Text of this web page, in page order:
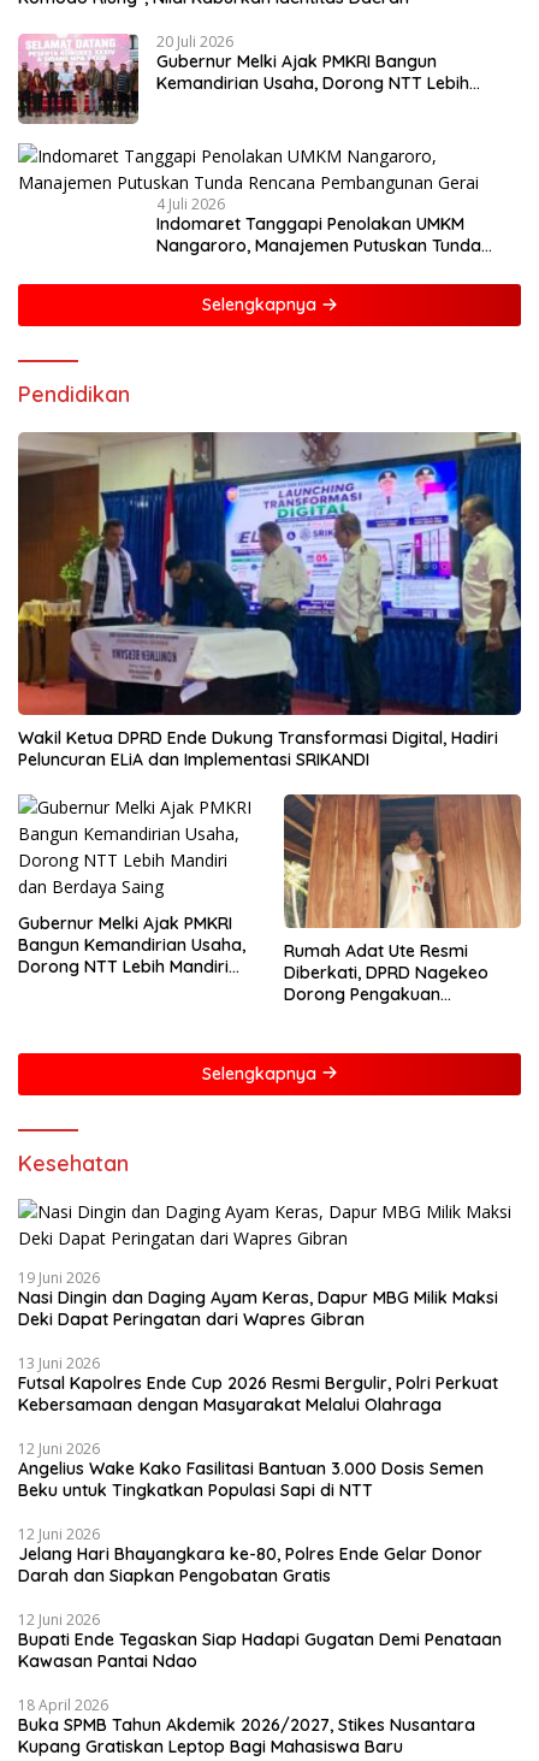
20 Juli 2026
Gubernur Melki Ajak PMKRI Bangun
Kemandirian Usaha, Dorong NTT Lebih
4 Juli 2026
Indomaret Tanggapi Penolakan UMKM
Nangaroro, Manajemen Putuskan Tunda
Selengkapnya
Pendidikan
Wakil Ketua DPRD Ende Dukung Transformasi Digital, Hadiri
Peluncuran ELiA dan Implementasi SRIKANDI
Gubernur Melki Ajak PMKRI
Bangun Kemandirian Usaha,
Dorong NTT Lebih Mandiri
Rumah Adat Ute Resmi
Diberkati, DPRD Nagekeo
Dorong Pengakuan
Selengkapnya
Kesehatan
19 Juni 2026
Nasi Dingin dan Daging Ayam Keras, Dapur MBG Milik Maksi
Deki Dapat Peringatan dari Wapres Gibran
13 Juni 2026
Futsal Kapolres Ende Cup 2026 Resmi Bergulir, Polri Perkuat
Kebersamaan dengan Masyarakat Melalui Olahraga
12 Juni 2026
Angelius Wake Kako Fasilitasi Bantuan 3.000 Dosis Semen
Beku untuk Tingkatkan Populasi Sapi di NTT
12 Juni 2026
Jelang Hari Bhayangkara ke-80, Polres Ende Gelar Donor
Darah dan Siapkan Pengobatan Gratis
12 Juni 2026
Bupati Ende Tegaskan Siap Hadapi Gugatan Demi Penataan
Kawasan Pantai Ndao
18 April 2026
Buka SPMB Tahun Akdemik 2026/2027, Stikes Nusantara
Kupang Gratiskan Leptop Bagi Mahasiswa Baru